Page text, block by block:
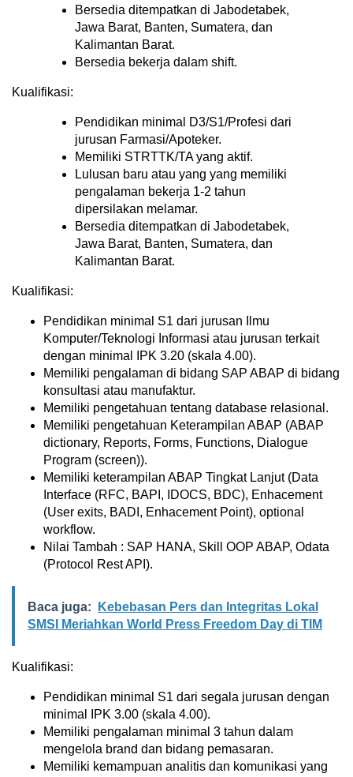
Bersedia ditempatkan di Jabodetabek,
Jawa Barat, Banten, Sumatera, dan
Kalimantan Barat.
Bersedia bekerja dalam shift.
Kualifikasi:
Pendidikan minimal D3/S1/Profesi dari
jurusan Farmasi/Apoteker.
Memiliki STRTTK/TA yang aktif.
Lulusan baru atau yang yang memiliki
pengalaman bekerja 1-2 tahun
dipersilakan melamar.
Bersedia ditempatkan di Jabodetabek,
Jawa Barat, Banten, Sumatera, dan
Kalimantan Barat.
Kualifikasi:
Pendidikan minimal S1 dari jurusan Ilmu
Komputer/Teknologi Informasi atau jurusan terkait
dengan minimal IPK 3.20 (skala 4.00).
Memiliki pengalaman di bidang SAP ABAP di bidang
konsultasi atau manufaktur.
Memiliki pengetahuan tentang database relasional.
Memiliki pengetahuan Keterampilan ABAP (ABAP
dictionary, Reports, Forms, Functions, Dialogue
Program (screen)).
Memiliki keterampilan ABAP Tingkat Lanjut (Data
Interface (RFC, BAPI, IDOCS, BDC), Enhacement
(User exits, BADI, Enhacement Point), optional
workflow.
Nilai Tambah : SAP HANA, Skill OOP ABAP, Odata
(Protocol Rest API).
Baca juga:
Kebebasan Pers dan Integritas Lokal
SMSI Meriahkan World Press Freedom Day di TIM
Kualifikasi:
Pendidikan minimal S1 dari segala jurusan dengan
minimal IPK 3.00 (skala 4.00).
Memiliki pengalaman minimal 3 tahun dalam
mengelola brand dan bidang pemasaran.
Memiliki kemampuan analitis dan komunikasi yang